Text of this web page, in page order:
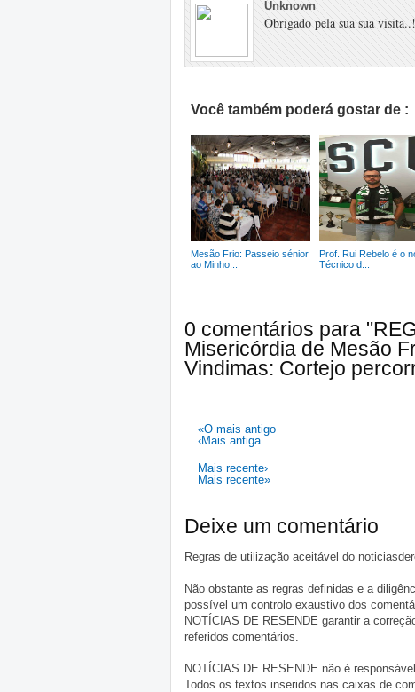
Unknown
Obrigado pela sua sua visita..!
Você também poderá gostar de :
Mesão Frio: Passeio sénior
ao Minho...
Prof. Rui Rebelo é o
Técnico d...
0 comentários para
Misericórdia de Mesão
Vindimas: Cortejo
«O mais antigo
‹Mais antiga
Mais recente›
Mais recente»
Deixe um comentário
Regras de utilização aceitável do
Não obstante as regras definidas e a
possível um controlo exaustivo dos
NOTÍCIAS DE RESENDE garantir a
referidos comentários.
NOTÍCIAS DE RESENDE não é
Todos os textos inseridos nas caixas de